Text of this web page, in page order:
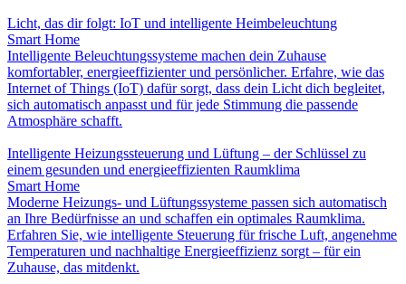
Licht, das dir folgt: IoT und intelligente Heimbeleuchtung
Smart Home
Intelligente Beleuchtungssysteme machen dein Zuhause
komfortabler, energieeffizienter und persönlicher. Erfahre, wie das
Internet of Things (IoT) dafür sorgt, dass dein Licht dich begleitet,
sich automatisch anpasst und für jede Stimmung die passende
Atmosphäre schafft.
Intelligente Heizungssteuerung und Lüftung – der Schlüssel zu
einem gesunden und energieeffizienten Raumklima
Smart Home
Moderne Heizungs- und Lüftungssysteme passen sich automatisch
an Ihre Bedürfnisse an und schaffen ein optimales Raumklima.
Erfahren Sie, wie intelligente Steuerung für frische Luft, angenehme
Temperaturen und nachhaltige Energieeffizienz sorgt – für ein
Zuhause, das mitdenkt.